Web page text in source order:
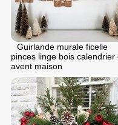
Guirlande murale ficelle
pinces linge bois calendrier
avent maison